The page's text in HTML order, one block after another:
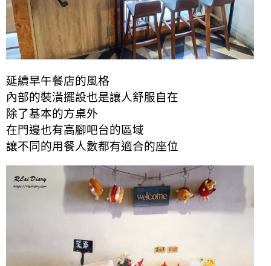
延續早午餐店的風格
內部的裝潢擺設也是讓人舒服自在
除了基本的方桌外
在門邊也有高腳吧台的區域
讓不同的用餐人數都有適合的座位